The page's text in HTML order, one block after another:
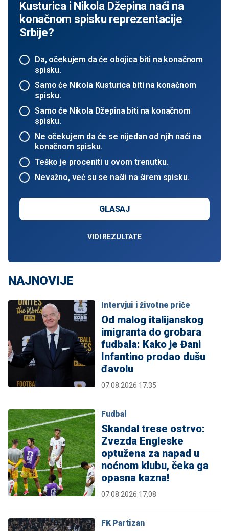
Kusturica i Nikola Džepina naći na
konačnom spisku reprezentacije
Srbije?
Da, očekujem da će obojica biti na konačnom
spisku.
Samo će Nikola Kusturica biti na konačnom
spisku.
Samo će Nikola Džepina biti na konačnom
spisku.
Ne očekujem da će se nijedan od njih naći na
konačnom spisku.
Teško je proceniti u ovom trenutku.
Nevažno, već su se našli na širem spisku.
GLASAJ
VIDI REZULTATE
NAJNOVIJE
Intervjui i životne priče
Od malog italijanskog
imigranta do grobara
fudbala: Kako je Đani
Infantino prodao dušu
đavolu
07.08.2026 17:35
Fudbal
Skandal trese ostrvo:
Zvezda Engleske
optužena za napad u
noćnom klubu, čeka ga
opasna kazna!
07.08.2026 17:08
FK Partizan